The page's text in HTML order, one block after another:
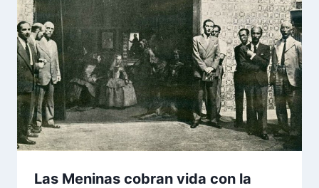
Las Meninas cobran vida con la